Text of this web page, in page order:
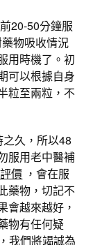
20-50分鐘服
物吸收情況
用時機了。初
可以根據自身
粒至兩粒，不
久，所以48
服用老中醫補
價 ，會在服
藥物，切記不
會越來越好，
物有任何疑
我們將竭誠為